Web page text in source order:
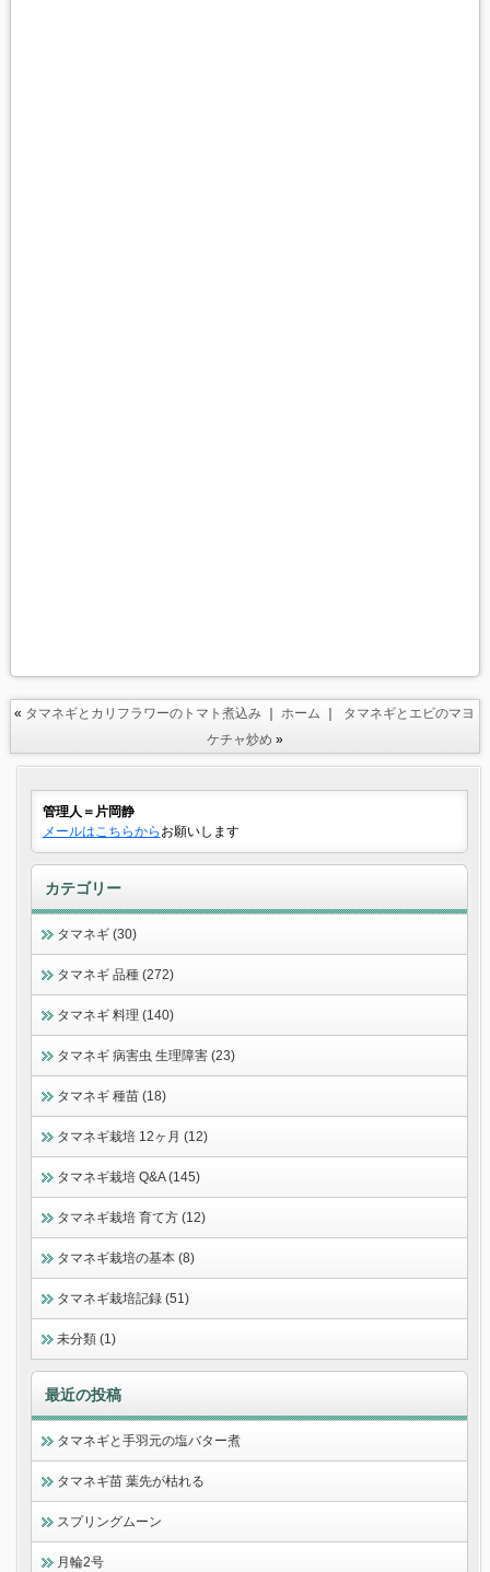
« タマネギとカリフラワーのトマト煮込み ｜ホーム
タマネギとエビのマヨ
ケチャ炒め »
管理人＝片岡静
メールはこちらから お願いします
カテゴリー
タマネギ (30)
タマネギ 品種 (272)
タマネギ 料理 (140)
タマネギ 病害虫 生理障害 (23)
タマネギ 種苗 (18)
タマネギ栽培 12ヶ月 (12)
タマネギ栽培 Q&A (145)
タマネギ栽培 育て方 (12)
タマネギ栽培の基本 (8)
タマネギ栽培記録 (51)
未分類 (1)
最近の投稿
タマネギと手羽元の塩バター煮
タマネギ苗 葉先が枯れる
スプリングムーン
月輪2号